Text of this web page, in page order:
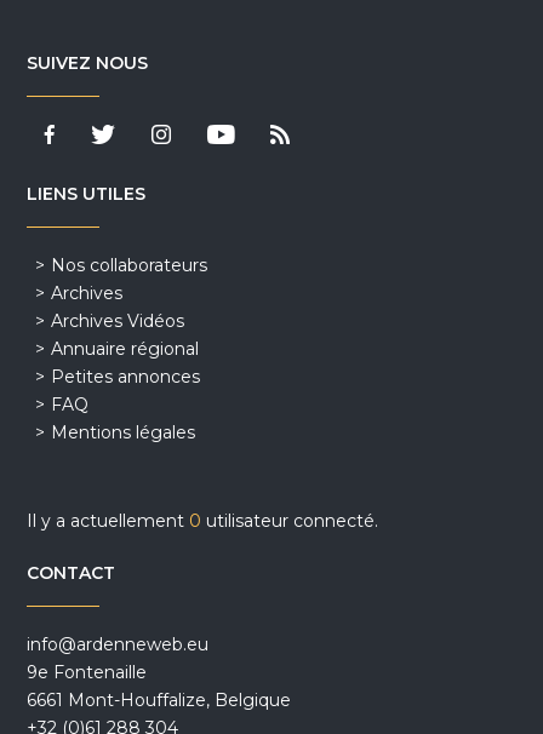
SUIVEZ NOUS
LIENS UTILES
Nos collaborateurs
Archives
Archives Vidéos
Annuaire régional
Petites annonces
FAQ
Mentions légales
Il y a actuellement 0 utilisateur connecté.
CONTACT
info@ardenneweb.eu
9e Fontenaille
6661 Mont-Houffalize, Belgique
+32 (0)61 288 304